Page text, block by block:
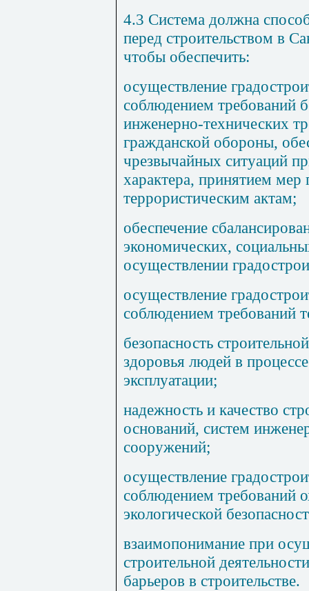
4.3 Система должна
перед строительством в
чтобы обеспечить:
осуществление
соблюдением требований
инженерно-технических
гражданской обороны,
чрезвычайных ситуаций
характера, принятием
террористическим актам;
обеспечение
экономических,
осуществлении
осуществление
соблюдением требований
безопасность
здоровья людей в
эксплуатации;
надежность и качество
оснований, систем
сооружений;
осуществление
соблюдением
экологической
взаимопонимание при
строительной
барьеров в строительстве.